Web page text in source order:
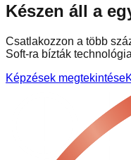
Készen áll a
Csatlakozzon a több
Soft-ra bízták
Képzések megtekintése